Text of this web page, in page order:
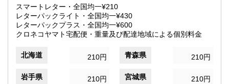
スマートレター・全国均一¥210
レターパックライト・全国均一¥430
レターパックプラス・全国均一¥600
クロネコヤマト宅配便・重量及び配達地域による個別料金
北海道 210円 青森県 210円
岩手県 210円 宮城県 210円